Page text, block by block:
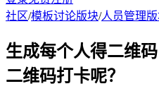
社区/模板讨论版块/人员管理
生成每个人得二维
二维码打卡呢？